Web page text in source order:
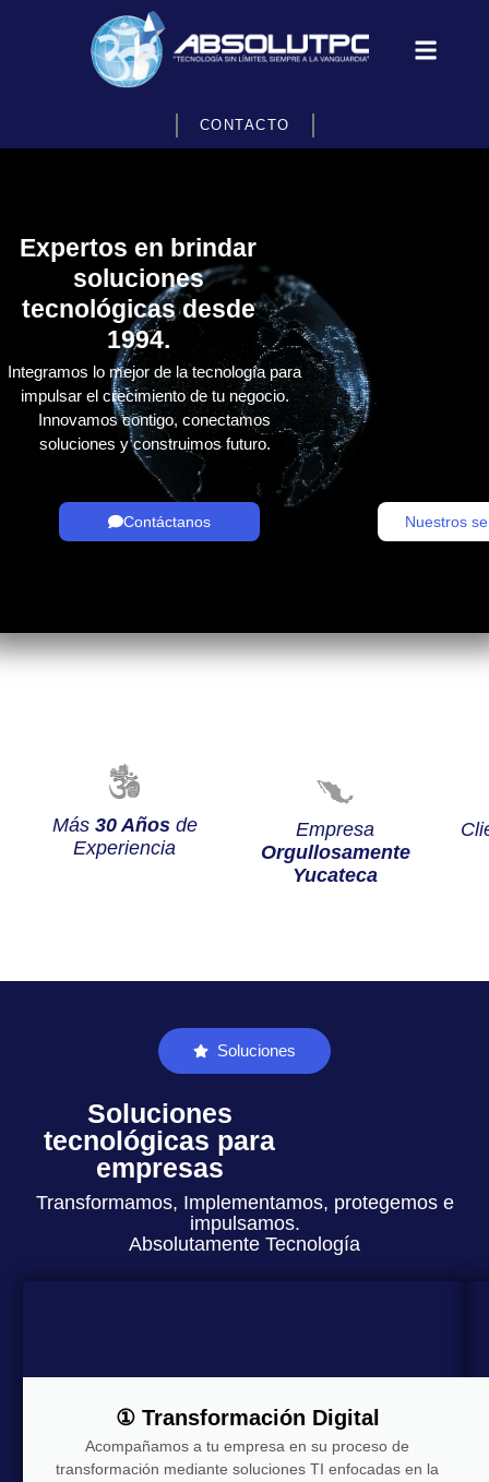
CONTACTO
Expertos en brindar
soluciones
tecnológicas desde
1994.
Integramos lo mejor de la tecnología para
impulsar el crecimiento de tu negocio.
Innovamos contigo, conectamos
soluciones y construimos futuro.
Contáctanos Nuestros
Más 30 Añosde
Experiencia
Empresa
Orgullosamente
Yucateca
Soluciones
Soluciones
tecnológicas para
empresas
Transformamos, Implementamos, protegemos e
impulsamos.
Absolutamente Tecnología
① Transformación Digital
Acompañamos a tu empresa en su proceso de
transformación mediante soluciones TI enfocadas en la